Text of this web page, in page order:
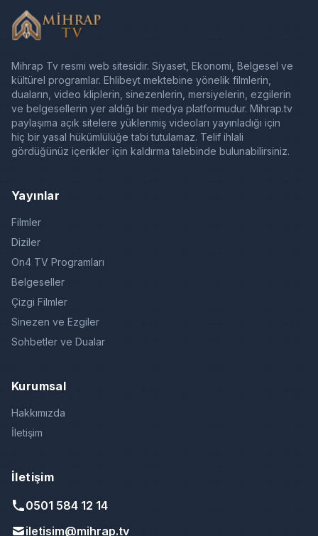
Mihrap Tv resmi web sitesidir. Siyaset, Ekonomi, Belgesel ve
kültürel programlar. Ehlibeyt mektebine yönelik filmlerin,
duaların, video kliplerin, sinezenlerin, mersiyelerin, ezgilerin
ve belgesellerin yer aldığı bir medya platformudur. Mihrap.tv
paylaşıma açık sitelere yüklenmiş videoları yayınladığı için
hiç bir yasal hükümlülüğe tabi tutulamaz. Telif ihlali
gördüğünüz içerikler için kaldırma talebinde bulunabilirsiniz.
Yayınlar
Filmler
Diziler
On4 TV Programları
Belgeseller
Çizgi Filmler
Sinezen ve Ezgiler
Sohbetler ve Dualar
Kurumsal
Hakkımızda
İletişim
İletişim
0501 584 12 14
iletisim@mihrap.tv